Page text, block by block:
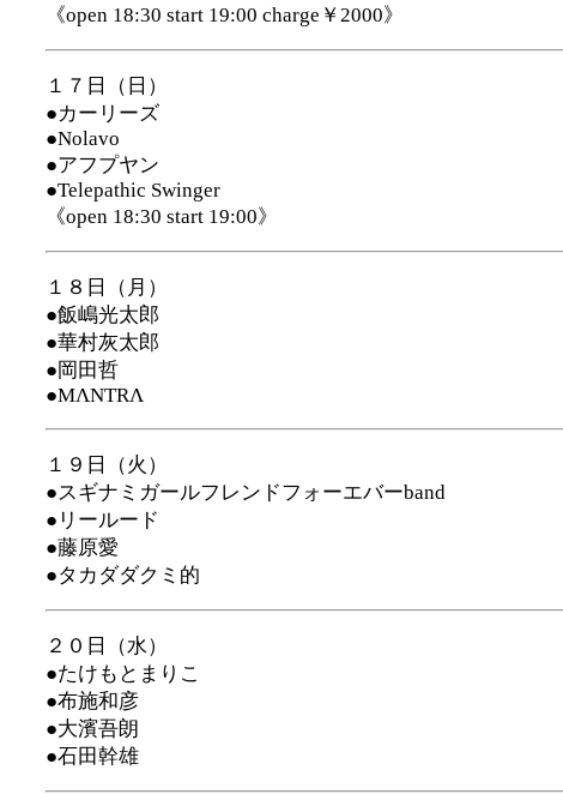
《open 18:30 start 19:00 charge￥2000》
１７日（日）
●カーリーズ
●Nolavo
●アフプヤン
●Telepathic Swinger
《open 18:30 start 19:00》
１８日（月）
●飯嶋光太郎
●華村灰太郎
●岡田哲
●MΛNTRΛ
１９日（火）
●スギナミガールフレンドフォーエバーband
●リールード
●藤原愛
●タカダダクミ的
２０日（水）
●たけもとまりこ
●布施和彦
●大濱吾朗
●石田幹雄